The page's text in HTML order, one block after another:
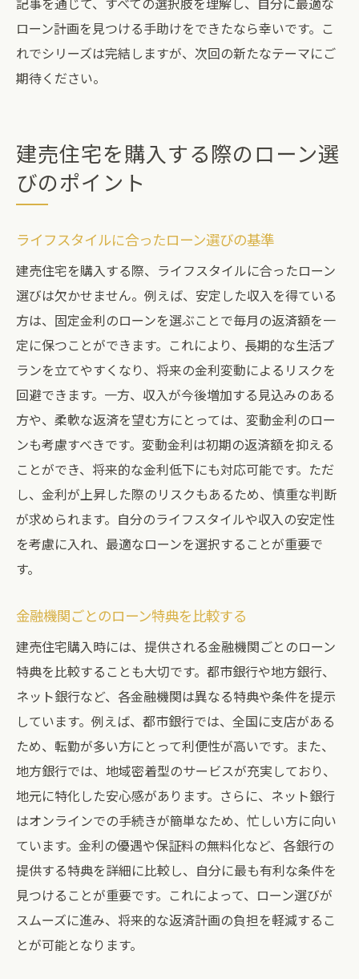
ローン計画を見つける手助けをできたなら幸いです。こ
れでシリーズは完結しますが、次回の新たなテーマにご
期待ください。
建売住宅を購入する際のローン選
びのポイント
ライフスタイルに合ったローン選びの基準
建売住宅を購入する際、ライフスタイルに合ったローン
選びは欠かせません。例えば、安定した収入を得ている
方は、固定金利のローンを選ぶことで毎月の返済額を一
定に保つことができます。これにより、長期的な生活プ
ランを立てやすくなり、将来の金利変動によるリスクを
回避できます。一方、収入が今後増加する見込みのある
方や、柔軟な返済を望む方にとっては、変動金利のロー
ンも考慮すべきです。変動金利は初期の返済額を抑える
ことができ、将来的な金利低下にも対応可能です。ただ
し、金利が上昇した際のリスクもあるため、慎重な判断
が求められます。自分のライフスタイルや収入の安定性
を考慮に入れ、最適なローンを選択することが重要で
す。
金融機関ごとのローン特典を比較する
建売住宅購入時には、提供される金融機関ごとのローン
特典を比較することも大切です。都市銀行や地方銀行、
ネット銀行など、各金融機関は異なる特典や条件を提示
しています。例えば、都市銀行では、全国に支店がある
ため、転勤が多い方にとって利便性が高いです。また、
地方銀行では、地域密着型のサービスが充実しており、
地元に特化した安心感があります。さらに、ネット銀行
はオンラインでの手続きが簡単なため、忙しい方に向い
ています。金利の優遇や保証料の無料化など、各銀行の
提供する特典を詳細に比較し、自分に最も有利な条件を
見つけることが重要です。これによって、ローン選びが
スムーズに進み、将来的な返済計画の負担を軽減するこ
とが可能となります。